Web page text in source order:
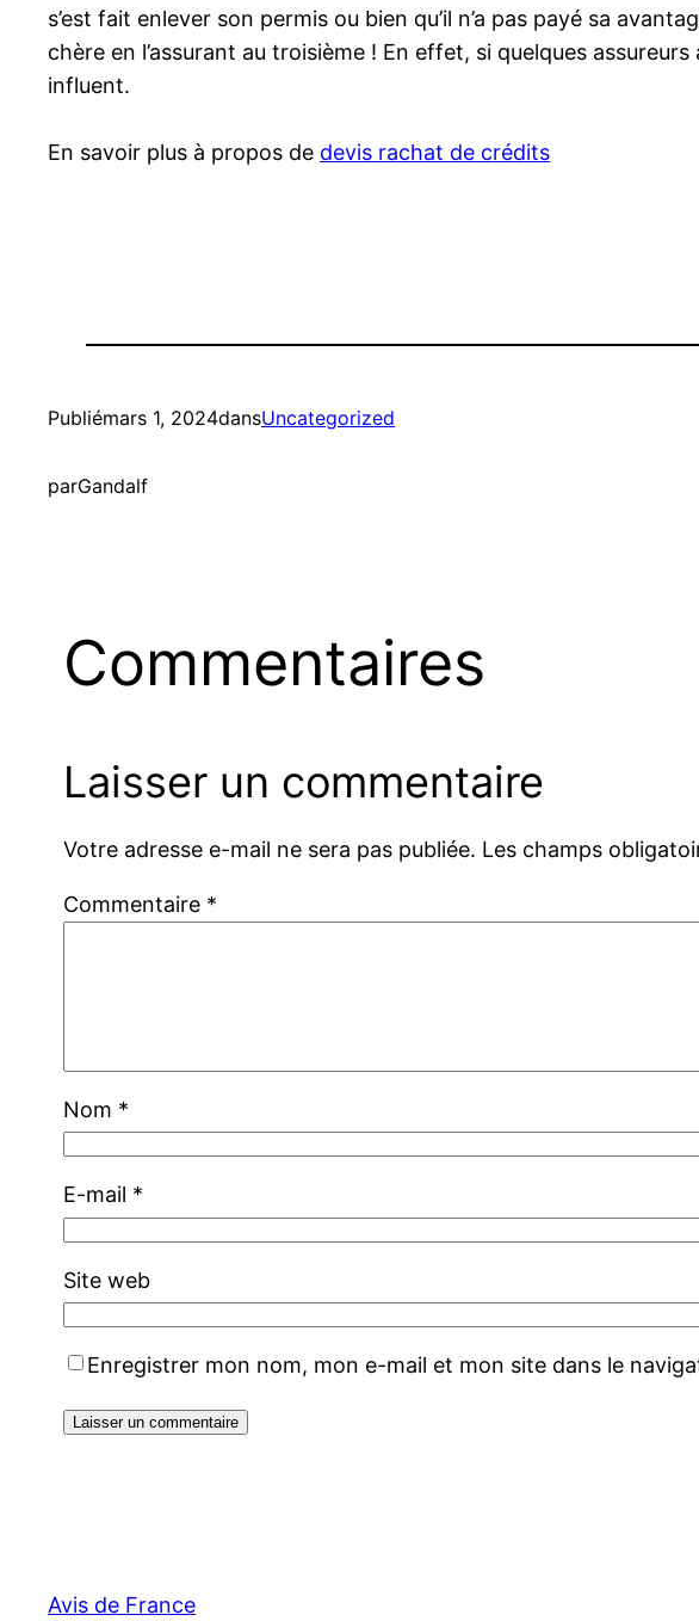
s’est fait enlever son permis ou bien qu’il n’a pas payé sa
chère en l’assurant au troisième ! En effet, si quelques
influent.
En savoir plus à propos de devis rachat de crédits
Publiémars 1, 2024dansUncategorized
parGandalf
Commentaires
Laisser un commentaire
Votre adresse e-mail ne sera pas publiée. Les champs
Commentaire *
Nom *
E-mail *
Site web
Enregistrer mon nom, mon e-mail et mon site dans le
Avis de France